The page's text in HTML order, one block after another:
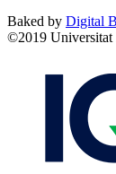
Baked by Digital
©2019